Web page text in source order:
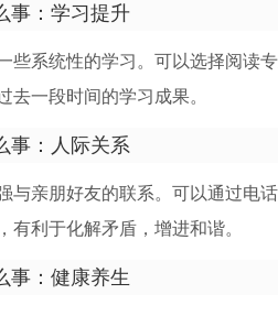
事：学习提升
些系统性的学习。可以选择阅读
去一段时间的学习成果。
事：人际关系
与亲朋好友的联系。可以通过电
利于化解矛盾，增进和谐。
事：健康养生